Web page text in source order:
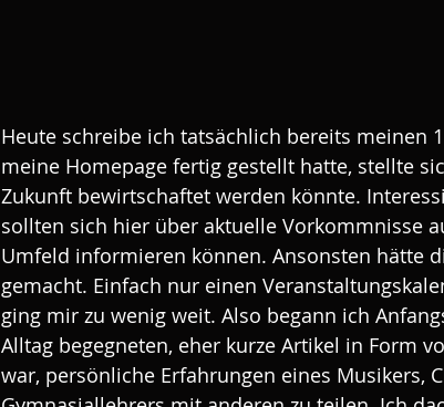
Heute schreibe ich tatsächlich bereits meinen
meine Homepage fertig gestellt hatte, stellte
Zukunft bewirtschaftet werden könnte.
sollten sich hier über aktuelle Vorkommnisse
Umfeld informieren können. Ansonsten hätte
gemacht. Einfach nur einen
ging mir zu wenig weit. Also begann ich
Alltag begegneten, eher kurze Artikel in Form
war, persönliche Erfahrungen eines Musikers,